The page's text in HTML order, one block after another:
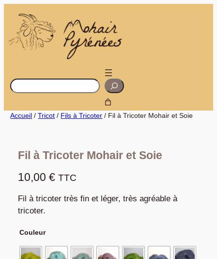
contenu
R
e
e
rAccueil /Tricot / Fils à Tricoter / Fil à Tricoter Mohair et Soie
Fil à Tricoter Mohair et Soie
10,00€ TTC
Fil à tricoter très fin et léger, très agréable à
tricoter.
Couleur